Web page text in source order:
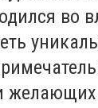
во